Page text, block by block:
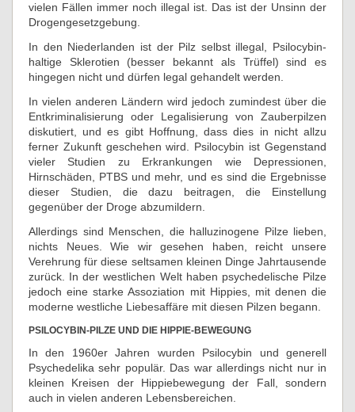
vielen Fällen immer noch illegal ist. Das ist der Unsinn der
Drogengesetzgebung.
In den Niederlanden ist der Pilz selbst illegal, Psilocybin-
haltige Sklerotien (besser bekannt als Trüffel) sind es
hingegen nicht und dürfen legal gehandelt werden.
In vielen anderen Ländern wird jedoch zumindest über die
Entkriminalisierung oder Legalisierung von Zauberpilzen
diskutiert, und es gibt Hoffnung, dass dies in nicht allzu
ferner Zukunft geschehen wird. Psilocybin ist Gegenstand
vieler Studien zu Erkrankungen wie Depressionen,
Hirnschäden, PTBS und mehr, und es sind die Ergebnisse
dieser Studien, die dazu beitragen, die Einstellung
gegenüber der Droge abzumildern.
Allerdings sind Menschen, die halluzinogene Pilze lieben,
nichts Neues. Wie wir gesehen haben, reicht unsere
Verehrung für diese seltsamen kleinen Dinge Jahrtausende
zurück. In der westlichen Welt haben psychedelische Pilze
jedoch eine starke Assoziation mit Hippies, mit denen die
moderne westliche Liebesaffäre mit diesen Pilzen begann.
PSILOCYBIN-PILZE UND DIE HIPPIE-BEWEGUNG
In den 1960er Jahren wurden Psilocybin und generell
Psychedelika sehr populär. Das war allerdings nicht nur in
kleinen Kreisen der Hippiebewegung der Fall, sondern
auch in vielen anderen Lebensbereichen.